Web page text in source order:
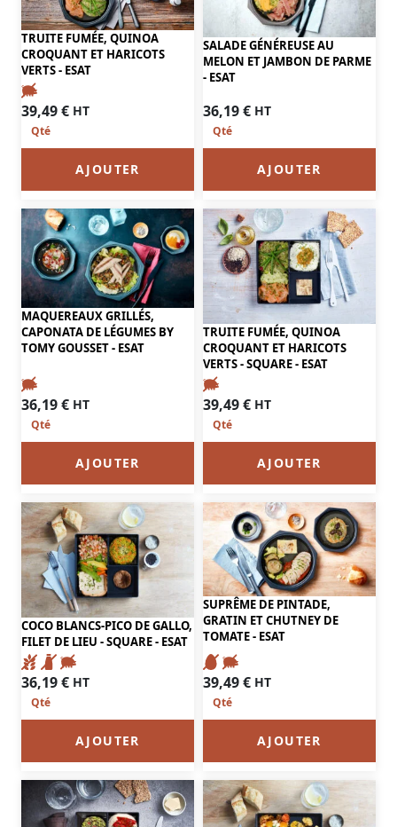
TRUITE FUMÉE, QUINOA
CROQUANT ET HARICOTS
VERTS - ESAT
39,49€ HT
AJOUTER
SALADE GÉNÉREUSE AU
MELON ET JAMBON DE PARME
- ESAT
36,19€ HT
AJOUTER
MAQUEREAUX GRILLÉS,
CAPONATA DE LÉGUMES BY
TOMY GOUSSET - ESAT
36,19€ HT
AJOUTER
TRUITE FUMÉE, QUINOA
CROQUANT ET HARICOTS
VERTS - SQUARE - ESAT
39,49€ HT
AJOUTER
COCO BLANCS-PICO DE GALLO,
FILET DE LIEU - SQUARE - ESAT
36,19€ HT
AJOUTER
SUPRÊME DE PINTADE,
GRATIN ET CHUTNEY DE
TOMATE - ESAT
39,49€ HT
AJOUTER